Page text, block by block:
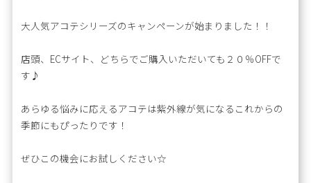
大人気アコテシリーズのキャンペーンが始まりました！！
店頭、ECサイト、どちらでご購入いただいても２０％OFFで
す♪
あらゆる悩みに応えるアコテは紫外線が気になるこれからの
季節にもぴったりです！
ぜひこの機会にお試しください☆